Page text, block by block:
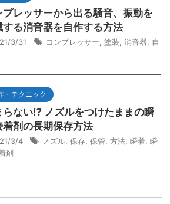
プレッサーから出る騒音、振動を
する消音器を自作する方法
3/31 コンプレッサー 塗装 消音器
自
・テクニック
らない⁉ ノズルをつけたままの瞬
着剤の長期保存方法
3/4 ノズル 保存 保管 方法 瞬着 瞬
剤